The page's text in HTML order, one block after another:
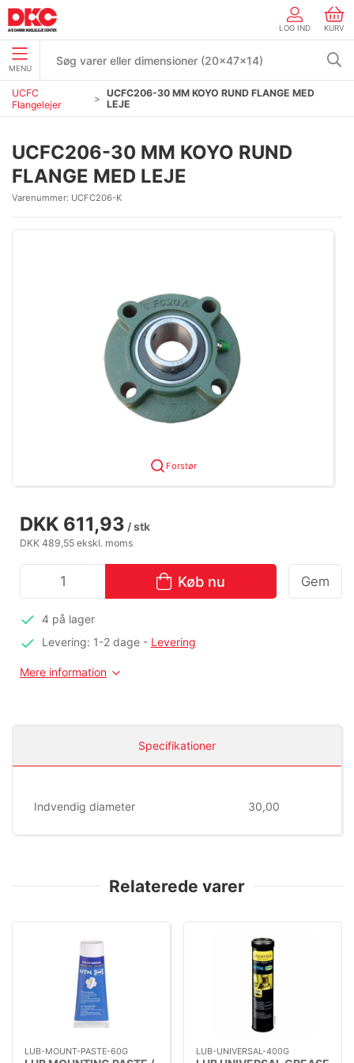
LOG IND KURV
MENU
UCFC
Flangelejer
UCFC206-30 MM KOYO RUND FLANGE MED
LEJE
UCFC206-30 MM KOYO RUND
FLANGE MED LEJE
Varenummer: UCFC206-K
Forstør
DKK 611,93 / stk
DKK 489,55 ekskl. moms
Køb nu Gem
4 på lager
Levering: 1-2 dage- Levering
Mere information
Specifikationer
Indvendig diameter 30,00
Relaterede varer
LUB-MOUNT-PASTE-60G LUB-UNIVERSAL-400G